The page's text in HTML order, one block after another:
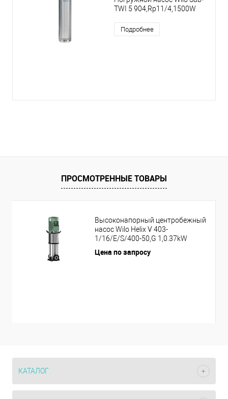
TWI 5 904,Rp11/4,1500W
Подробнее
ПРОСМОТРЕННЫЕ ТОВАРЫ
Высоконапорный центробежный
насос Wilo Helix V 403-
1/16/E/S/400-50,G 1,0.37kW
Цена по запросу
КАТАЛОГ